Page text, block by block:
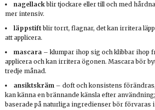
nagellackblir tjockare eller till och med
mer intensiv.
läppstiftblir torrt, flagnar, det kan irritera
att applicera.
mascara – klumpar ihop sig och klibbar ihop
applicera och kan irritera ögonen. Mascara bör
tredje månad.
ansiktskräm – doft och konsistens
kan känna en brännande känsla efter
baserade på naturliga ingredienser bör förvaras